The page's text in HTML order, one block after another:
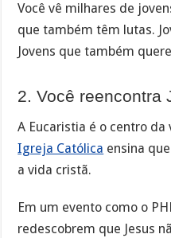
Você vê milhares de
que também têm lutas.
Jovens que também
2. Você reencontra
A Eucaristia é o centro da
Igreja Católica ensina
a vida cristã.
Em um evento como o
redescobrem que Jesus